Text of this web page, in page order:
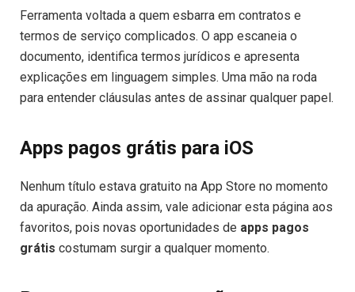
Ferramenta voltada a quem esbarra em contratos e
termos de serviço complicados. O app escaneia o
documento, identifica termos jurídicos e apresenta
explicações em linguagem simples. Uma mão na roda
para entender cláusulas antes de assinar qualquer papel.
Apps pagos grátis para iOS
Nenhum título estava gratuito na App Store no momento
da apuração. Ainda assim, vale adicionar esta página aos
favoritos, pois novas oportunidades de apps pagos
grátis costumam surgir a qualquer momento.